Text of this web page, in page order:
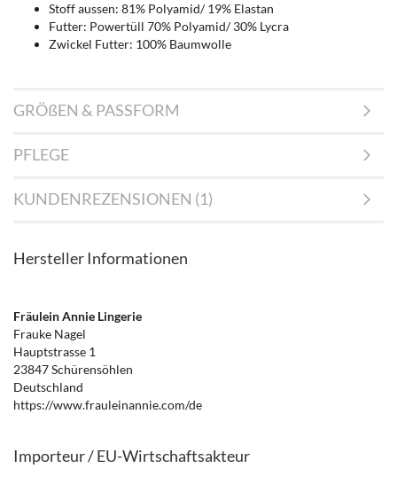
Stoff aussen: 81% Polyamid/ 19% Elastan
Futter: Powertüll 70% Polyamid/ 30% Lycra
Zwickel Futter: 100% Baumwolle
GRÖßEN & PASSFORM
PFLEGE
KUNDENREZENSIONEN (1)
Hersteller Informationen
Fräulein Annie Lingerie
Frauke Nagel
Hauptstrasse 1
23847 Schürensöhlen
Deutschland
https://www.frauleinannie.com/de
Importeur / EU-Wirtschaftsakteur